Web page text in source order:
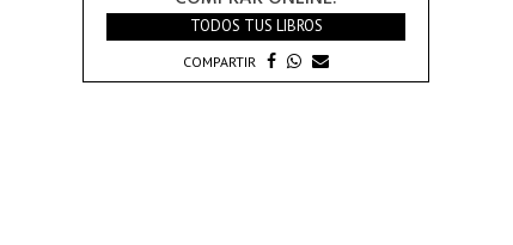
TODOS TUS LIBROS
COMPARTIR